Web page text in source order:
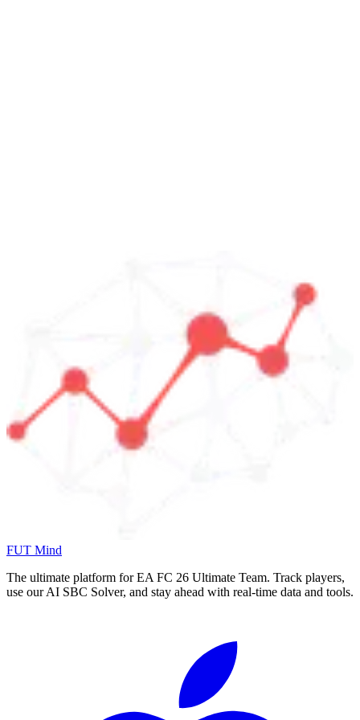
FUT Mind
The ultimate platform for EA FC 26 Ultimate Team. Track players,
use our AI SBC Solver, and stay ahead with real-time data and tools.